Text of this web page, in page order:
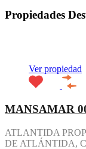
Propiedades
Ver propiedad
MANSAMAR
ATLANTIDA
DE ATLÁNTIDA,